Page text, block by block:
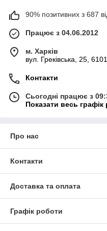
90% позитивних з 687
Працює з 04.06.2012
м. Харків
вул. Греківська, 25,
Контакти
Сьогодні працює з
Показати весь графік
Про нас
Контакти
Доставка та оплата
Графік роботи